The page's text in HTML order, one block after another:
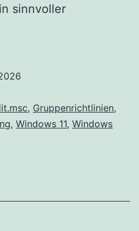
sinnvoller
, Gruppenrichtlinien,
, Windows 11, Windows